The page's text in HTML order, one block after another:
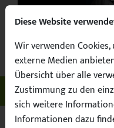
Unser
Diese Website
Wir verwenden
externe Medien
Übersicht über alle
Zustimmung zu den
sich weitere
Informationen dazu